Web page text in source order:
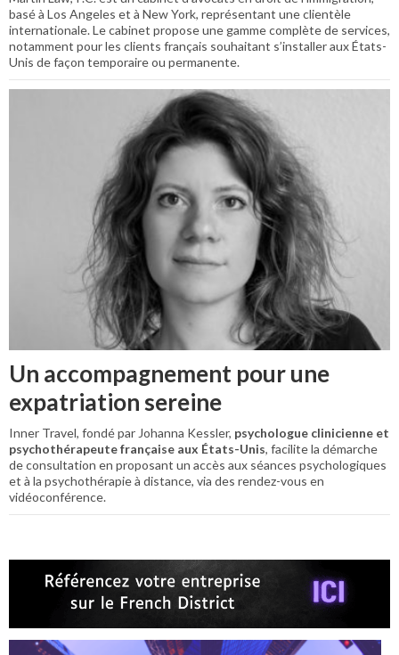
basé à Los Angeles et à New York, représentant une clientèle
internationale. Le cabinet propose une gamme complète de services,
notamment pour les clients français souhaitant s’installer aux États-
Unis de façon temporaire ou permanente.
Un accompagnement pour une
expatriation sereine
Inner Travel, fondé par Johanna Kessler, psychologue clinicienne et
psychothérapeute française aux États-Unis, facilite la démarche
de consultation en proposant un accès aux séances psychologiques
et à la psychothérapie à distance, via des rendez-vous en
vidéoconférence.